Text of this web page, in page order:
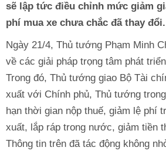
sẽ lập tức điều chỉnh mức giảm
phí mua xe chưa chắc đã thay đổi.
Ngày 21/4, Thủ tướng Phạm Minh
về các giải pháp trọng tâm phát
Trong đó, Thủ tướng giao Bộ Tài
xuất với Chính phủ, Thủ tướng
hạn thời gian nộp thuế, giảm lệ phí
xuất, lắp ráp trong nước, giảm tiền
Thông tin trên đã tác động không